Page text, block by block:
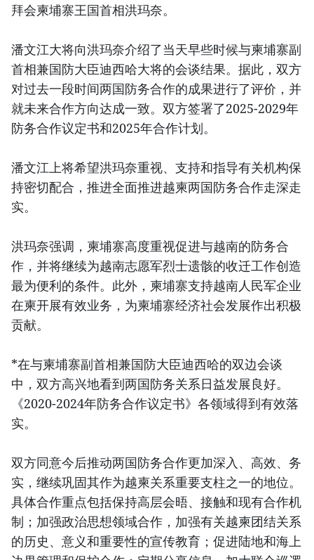
拜会柬埔寨王国首相洪玛奈。
潘文江大将向洪玛奈介绍了当天早些时候与柬埔寨副
首相兼国防大臣迪西哈大将的会谈结果。据此，双方
对过去一段时间两国防务合作的成果进行了评价，并
就未来合作方向达成一致。双方签署了2025-2029年
防务合作议定书和2025年合作计划。
潘文江上将希望洪玛奈重视、支持和指导有关机构保
持密切配合，推进全面推进越柬两国防务合作走深走
实。
洪玛奈强调，柬埔寨高度重视促进与越南的防务合
作，并将继续为越南志愿军烈士遗骸的收迁工作创造
最为便利的条件。此外，柬埔寨支持越南人民军企业
在柬开展有效业务，为柬埔寨经济社会发展作出积极
贡献。
*在与柬埔寨副首相兼国防大臣迪西哈的双边会谈
中，双方高兴地看到两国防务关系日益发展良好。
《2020-2024年防务合作议定书》各领域得到有效落
实。
双方同意今后推动两国防务合作更加深入、高效、务
实，继续巩固其作为越柬关系重要支柱之一的地位。
具体合作重点包括保持高层会晤、接触和现有合作机
制；加强政治思想领域合作，加强有关越柬团结关系
的历史、意义和重要性的宣传教育；促进陆地和海上